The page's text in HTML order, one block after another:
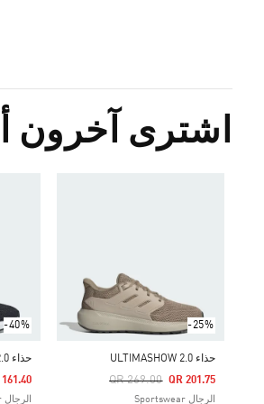
اشترى آخرون
-25%
حذاء ULTIMASHOW 2.0
Price Reduced From
QR 269.00
To QR 201.75
الرجال Sportswear
-40%
حذاء ULTIMASHOW 2.0
161.40
الرجال Sportswear